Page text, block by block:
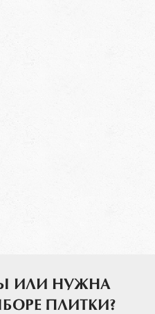
ИЛИ НУЖНА
ПЛИТКИ?